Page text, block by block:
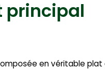
principal
en véritable plat